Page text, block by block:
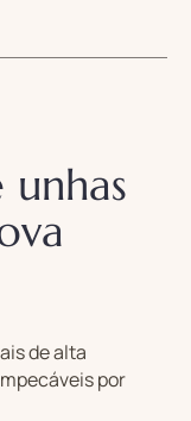
de alta
por